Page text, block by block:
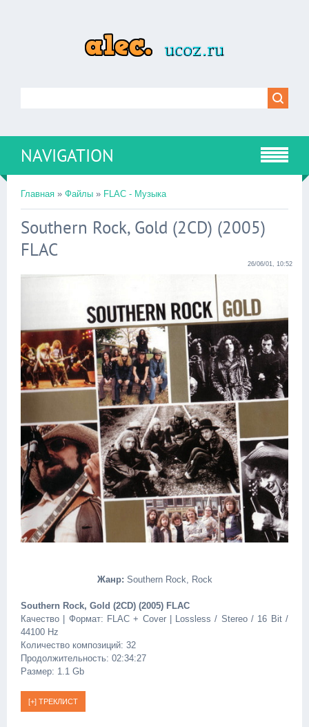
NAVIGATION
Главная » Файлы » FLAC - Музыка
Southern Rock, Gold (2CD) (2005)
FLAC
26/06/01, 10:52
Жанр: Southern Rock, Rock
Southern Rock, Gold (2CD) (2005) FLAC
Качество | Формат: FLAC + Cover | Lossless / Stereo / 16 Bit /
44100 Hz
Количество композиций: 32
Продолжительность: 02:34:27
Размер: 1.1 Gb